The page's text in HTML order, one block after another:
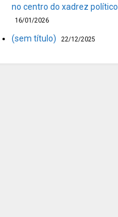
no centro do xadrez político
16/01/2026
(sem título) 22/12/2025